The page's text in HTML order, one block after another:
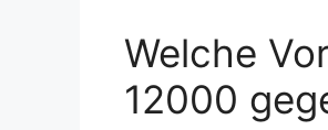
Welche
12000